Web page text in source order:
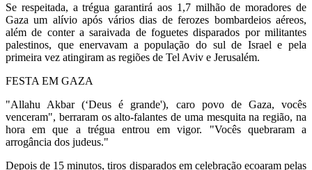
Se respeitada, a trégua garantirá aos 1,7 milhão de moradores de
Gaza um alívio após vários dias de ferozes bombardeios aéreos,
além de conter a saraivada de foguetes disparados por militantes
palestinos, que enervavam a população do sul de Israel e pela
primeira vez atingiram as regiões de Tel Aviv e Jerusalém.
FESTA EM GAZA
"Allahu Akbar (‘Deus é grande'), caro povo de Gaza, vocês
venceram", berraram os alto-falantes de uma mesquita na região, na
hora em que a trégua entrou em vigor. "Vocês quebraram a
arrogância dos judeus."
Depois de 15 minutos, tiros disparados em celebração ecoaram pelas